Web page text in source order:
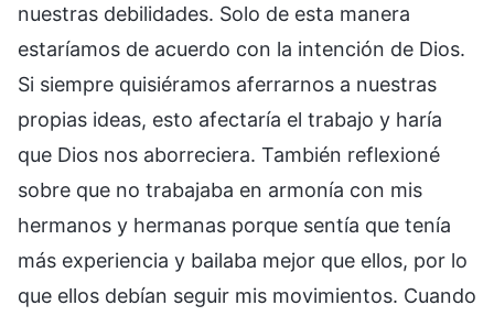
nuestras debilidades. Solo de esta manera
estaríamos de acuerdo con la intención de Dios.
Si siempre quisiéramos aferrarnos a nuestras
propias ideas, esto afectaría el trabajo y haría
que Dios nos aborreciera. También reflexioné
sobre que no trabajaba en armonía con mis
hermanos y hermanas porque sentía que tenía
más experiencia y bailaba mejor que ellos, por lo
que ellos debían seguir mis movimientos. Cuando